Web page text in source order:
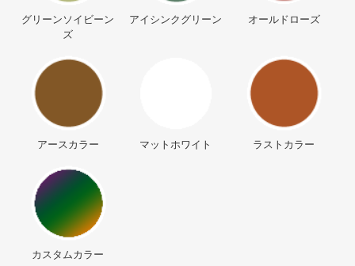
グリーンソイビーン
ズ
アイシンクグリーン オールドローズ
アースカラー マットホワイト ラストカラー
カスタムカラー